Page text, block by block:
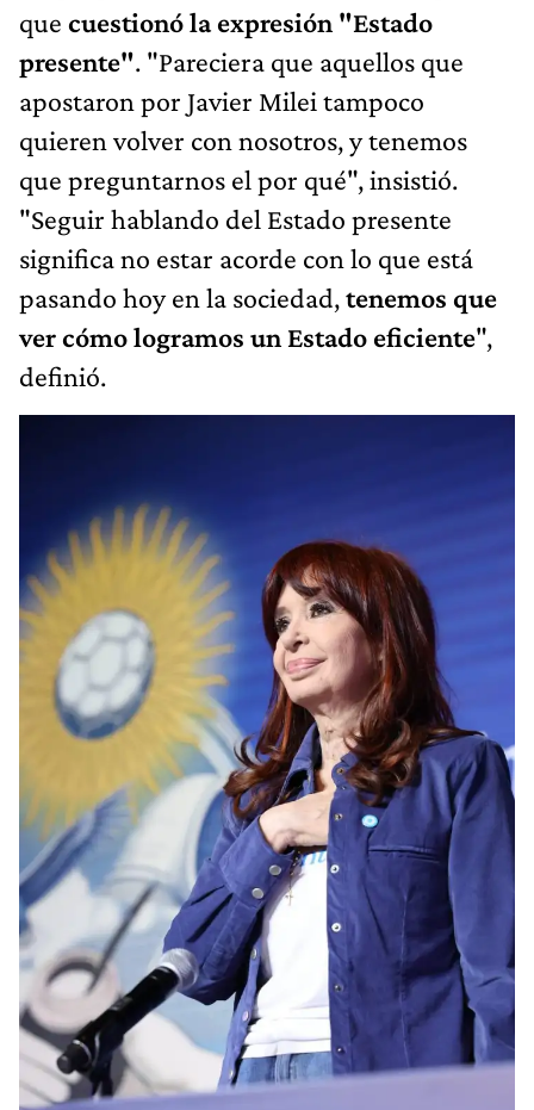
que cuestionó la expresión "Estado
presente". "Pareciera que aquellos que
apostaron por Javier Milei tampoco
quieren volver con nosotros, y tenemos
que preguntarnos el por qué", insistió.
"Seguir hablando del Estado presente
significa no estar acorde con lo que está
pasando hoy en la sociedad,tenemos que
ver cómo logramos un Estado eficiente",
definió.